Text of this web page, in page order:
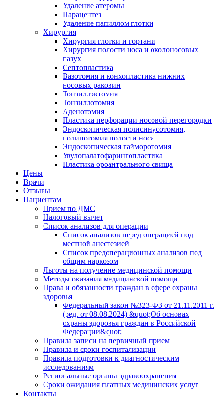
Удаление атеромы
Парацентез
Удаление папиллом глотки
Хирургия
Хирургия глотки и гортани
Хирургия полости носа и околоносовых
пазух
Септопластика
Вазотомия и конхопластика нижних
носовых раковин
Тонзиллэктомия
Тонзиллотомия
Аденотомия
Пластика перфорации носовой перегородки
Эндоскопическая полисинусотомия,
полипотомия полости носа
Эндоскопическая гайморотомия
Увулопалатофарингопластика
Пластика ороантрального свища
Цены
Врачи
Отзывы
Пациентам
Прием по ДМС
Налоговый вычет
Список анализов для операции
Список анализов перед операцией под
местной анестезией
Список предоперационных анализов под
общим наркозом
Льготы на получение медицинской помощи
Методы оказания медицинской помощи
Права и обязанности граждан в сфере охраны
здоровья
Федеральный закон №323-ФЗ от 21.11.2011 г.
(ред. от 08.08.2024) &quot;Об основах
охраны здоровья граждан в Российской
Федерации&quot;
Правила записи на первичный прием
Правила и сроки госпитализации
Правила подготовки к диагностическим
исследованиям
Региональные органы здравоохранения
Сроки ожидания платных медицинских услуг
Контакты